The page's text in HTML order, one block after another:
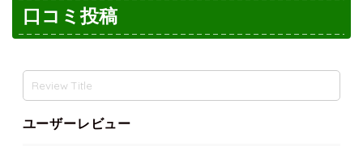
口コミ投稿
ユーザーレビュー